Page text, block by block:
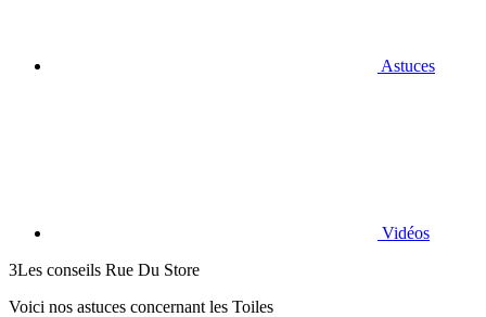
Astuces
Vidéos
3Les conseils Rue Du Store
Voici nos astuces concernant les Toiles